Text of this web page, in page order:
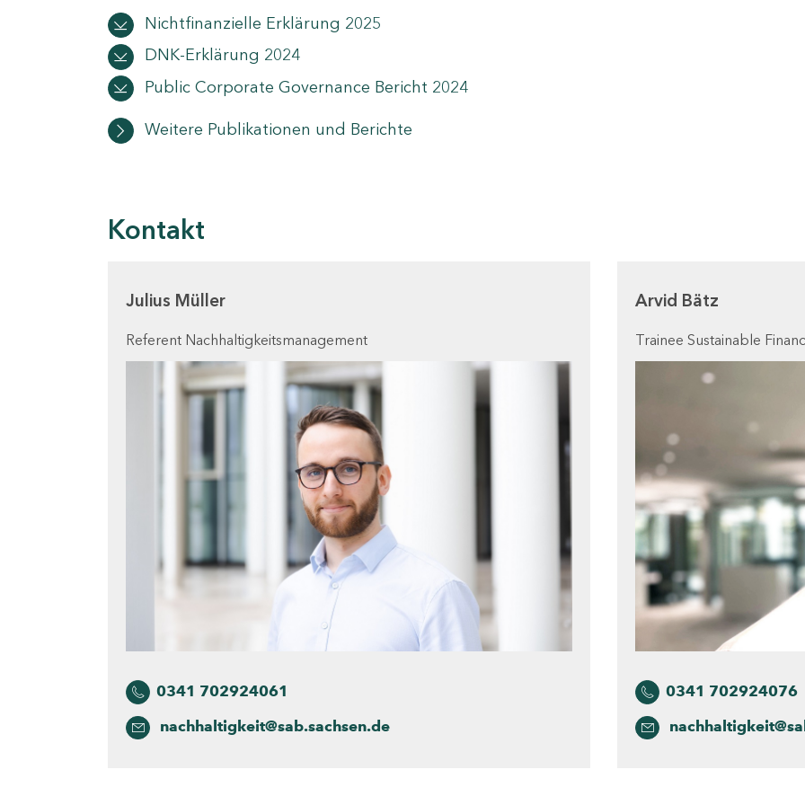
Nichtfinanzielle Erklärung 2025
DNK-Erklärung 2024
Public Corporate Governance Bericht 2024
Weitere Publikationen und Berichte
Kontakt
Julius Müller
Referent Nachhaltigkeitsmanagement
0341 702924061
nachhaltigkeit@sab.sachsen.de
Arvid Bätz
Trainee Sustainable
0341 702924076